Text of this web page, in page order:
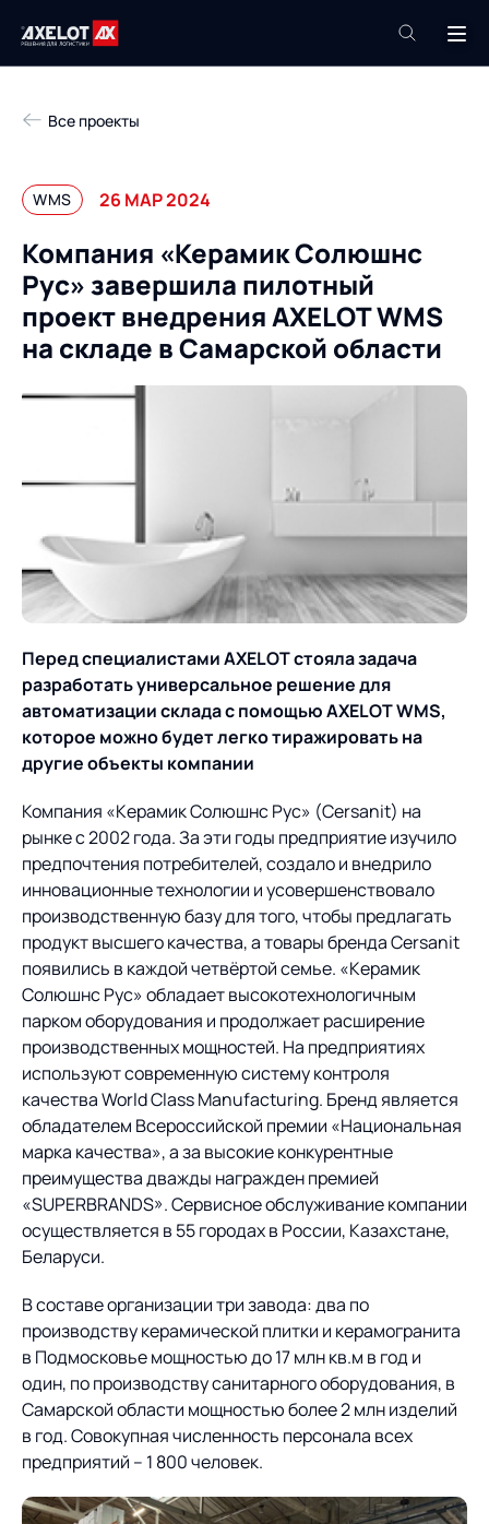
Техподдержка
Продукты
Роботизация
Услуги
Пресс-центр
Проекты
О компании
О компании
ИТ-аккредитация
Карьера
Партнеры
Импортозамещение
Продукты
Управление цепями
поставок
Управление складами
Управление перевозками
и транспортным парком
планирование
Управление
контейнерным
терминалом
Оптимизация в цепях
поставок
Управление двором
Логистический
консалтинг
Оборудование для склада
AXELOT AI
Услуги
Логистический
консалтинг
Автоматизация
процессов
Техническое оснащение
Постпроектное
сопровождение
Нетворкинг и обмен
опытом вместе с AXELOT
Облачные сервисы
компетенций
Пресс-центр
Новости
Мероприятия
СМИ о нас
Архив мероприятий
Проекты
Контакты
Контакты
Академия
Предложение для
учебных заведений
База знаний
База знаний
Все проекты
WMS 26 МАР 2024
Компания «Керамик Солюшнс
Рус» завершила пилотный
проект внедрения AXELOT WMS
на складе в Самарской области
Перед специалистамиAXELOT стояла задача
разработать универсальное решение для
автоматизации склада с помощьюAXELOTWMS,
которое можно будет легко тиражировать на
другие объекты компании
Компания «Керамик Солюшнс Рус» (Cersanit) на
рынке с 2002 года. За эти годы предприятие изучило
предпочтения потребителей, создало и внедрило
инновационные технологии и усовершенствовало
производственную базу для того, чтобы предлагать
продукт высшего качества, а товары бренда Cersanit
появились в каждой четвёртой семье. «Керамик
Солюшнс Рус» обладает высокотехнологичным
парком оборудования и продолжает расширение
производственных мощностей. На предприятиях
используют современную систему контроля
качества World Class Manufacturing. Бренд является
обладателем Всероссийской премии «Национальная
марка качества», а за высокие конкурентные
преимущества дважды награжден премией
«SUPERBRANDS». Сервисное обслуживание компании
осуществляется в 55 городах в России, Казахстане,
Беларуси.
В составе организации три завода: два по
производству керамической плитки и керамогранита
в Подмосковье мощностью до 17 млн кв.м в год и
один, по производству санитарного оборудования, в
Самарской области мощностью более 2 млн изделий
в год. Совокупная численность персонала всех
предприятий – 1 800 человек.